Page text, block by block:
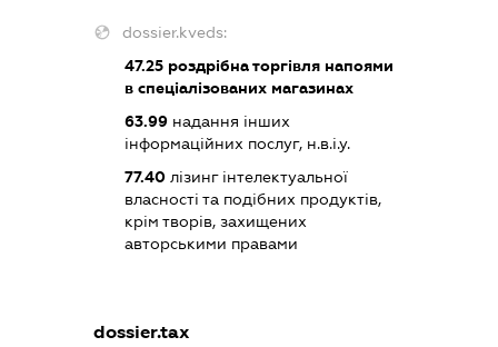
dossier.kveds:
47.25 роздрібна торгівля напоями
в спеціалізованих магазинах
63.99 надання інших
інформаційних послуг, н.в.і.у.
77.40 лізинг інтелектуальної
власності та подібних продуктів,
крім творів, захищених
авторськими правами
dossier.tax